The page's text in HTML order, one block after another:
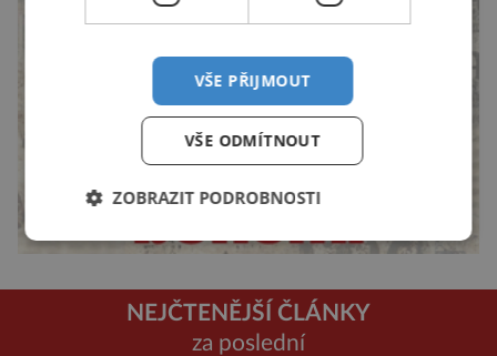
NEJČTENĚJŠÍ ČLÁNKY
za poslední
VŠE PŘIJMOUT
VŠE ODMÍTNOUT
ZOBRAZIT PODROBNOSTI